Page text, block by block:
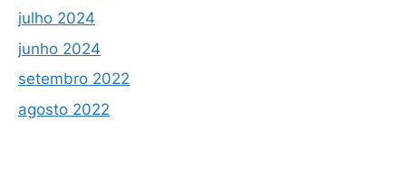
julho 2024
junho 2024
setembro 2022
agosto 2022